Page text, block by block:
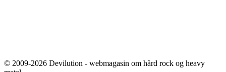
© 2009-2026 Devilution - webmagasin om hård rock og heavy